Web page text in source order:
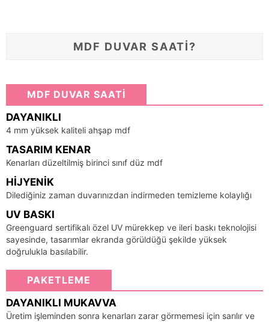
MDF DUVAR SAATİ?
MDF DUVAR SAATİ
DAYANIKLI
4 mm yüksek kaliteli ahşap mdf
TASARIM KENAR
Kenarları düzeltilmiş birinci sınıf düz mdf
HIJYENIK
Dilediğiniz zaman duvarınızdan indirmeden temizleme kolaylığı
UV BASKI
Greenguard sertifikalı özel UV mürekkep ve ileri baskı teknolojisi
sayesinde, tasarımlar ekranda görüldüğü şekilde yüksek
doğrulukla basılabilir.
PAKETLEME
DAYANIKLI MUKAVVA
Üretim işleminden sonra kenarları zarar görmemesi için sarılır ve